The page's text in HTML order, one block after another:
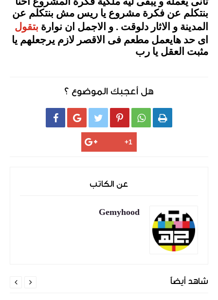
بنتكلم عن فكرة مشروع يا ريس مش بنتكلم عن
المدينة و الاثار دلوقت . و الاجمل ان نوارة بتقول
اى حد هايعمل مطعم فى الاقصر لازم يرجعلهم يا
مثبت العقل يا رب
هل أعجبك الموضوع ؟
     
عن الكاتب
Gemyhood
شاهد أيضاً 
